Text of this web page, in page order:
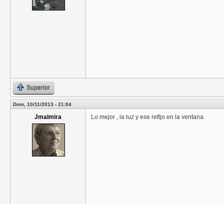
Superior
Dom, 10/11/2013 - 21:04
Jmalmira Lo mejor , la luz y ese refljo en la ventana.